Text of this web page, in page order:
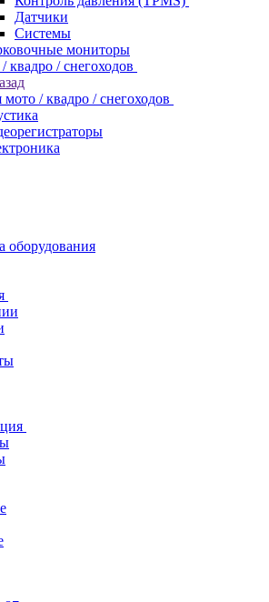
Датчики
Системы
мониторы
квадро / снегоходов
мото / квадро / снегоходов
оборудования